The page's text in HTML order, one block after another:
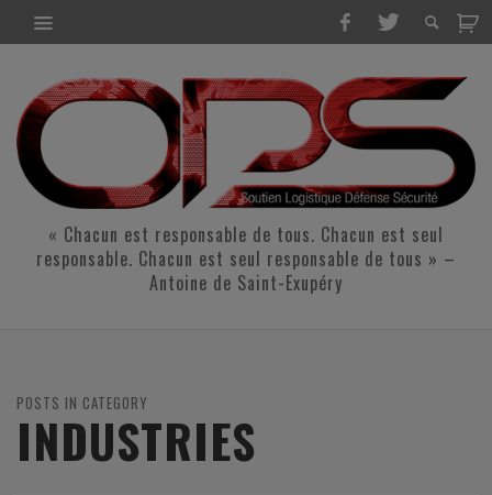
« Chacun est responsable de tous. Chacun est seul
responsable. Chacun est seul responsable de tous » –
Antoine de Saint-Exupéry
POSTS IN CATEGORY
INDUSTRIES